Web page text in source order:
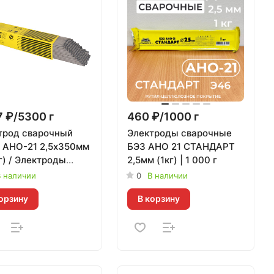
₽/5300 г
сварочный
АНО-21 2,5х350мм
/ Электроды
5 300 г
наличии
460 ₽/1000 г
Электроды сварочные
БЭЗ АНО 21 СТАНДАРТ
2,5мм (1кг) | 1 000 г
0 В наличии
В корзину